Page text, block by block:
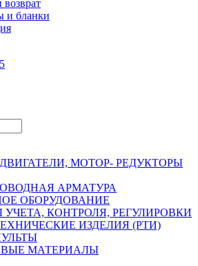
возврат
и бланки
МОТОР- РЕДУКТОРЫ
АРМАТУРА
ОБОРУДОВАНИЕ
УЧЕТА, КОНТРОЛЯ, РЕГУЛИРОВКИ
ИЗДЕЛИЯ (РТИ)
МАТЕРИАЛЫ